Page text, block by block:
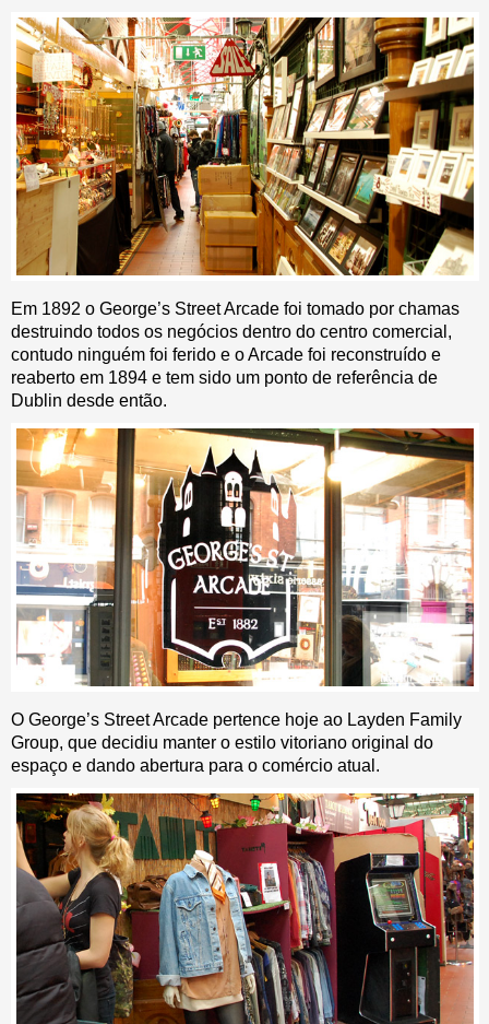
Em 1892 o George’s Street Arcade foi tomado por chamas
destruindo todos os negócios dentro do centro comercial,
contudo ninguém foi ferido e o Arcade foi reconstruído e
reaberto em 1894 e tem sido um ponto de referência de
Dublin desde então.
O George’s Street Arcade pertence hoje ao Layden Family
Group, que decidiu manter o estilo vitoriano original do
espaço e dando abertura para o comércio atual.